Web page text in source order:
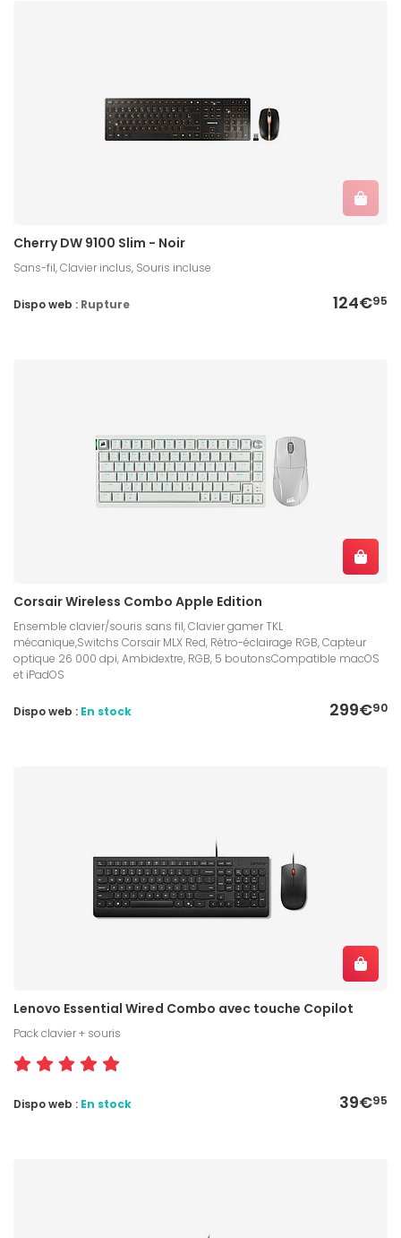
Cherry DW 9100 Slim - Noir
Sans-fil, Clavier inclus, Souris incluse
124€95
Dispo web : Rupture
Corsair Wireless Combo Apple Edition
Ensemble clavier/souris sans fil, Clavier gamer TKL
mécanique,Switchs Corsair MLX Red, Rétro-éclairage RGB, Capteur
optique 26 000 dpi, Ambidextre, RGB, 5 boutonsCompatible macOS
et iPadOS
299€90
Dispo web : En stock
Lenovo Essential Wired Combo avec touche Copilot
Pack clavier + souris
39€95
Dispo web : En stock